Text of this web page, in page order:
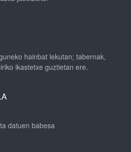
hainbat lekutan; tabernak,
ikastetxe guztietan ere.
datuen babesa